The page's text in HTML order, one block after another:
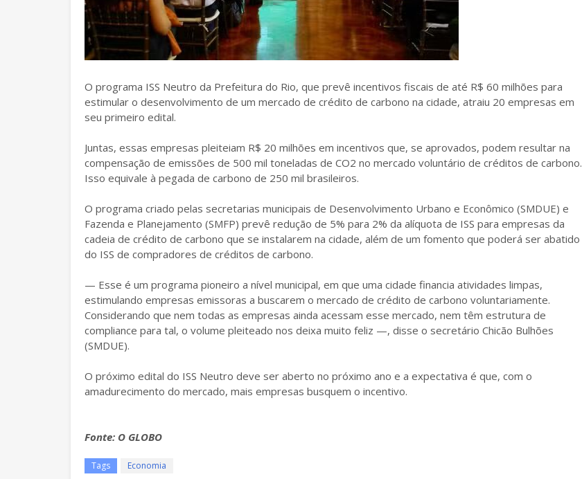
O programa ISS Neutro da Prefeitura do Rio, que prevê incentivos fiscais de até R$ 60 milhões para
estimular o desenvolvimento de um mercado de crédito de carbono na cidade, atraiu 20 empresas em
seu primeiro edital.
Juntas, essas empresas pleiteiam R$ 20 milhões em incentivos que, se aprovados, podem resultar na
compensação de emissões de 500 mil toneladas de CO2 no mercado voluntário de créditos de carbono.
Isso equivale à pegada de carbono de 250 mil brasileiros.
O programa criado pelas secretarias municipais de Desenvolvimento Urbano e Econômico (SMDUE) e
Fazenda e Planejamento (SMFP) prevê redução de 5% para 2% da alíquota de ISS para empresas da
cadeia de crédito de carbono que se instalarem na cidade, além de um fomento que poderá ser abatido
do ISS de compradores de créditos de carbono.
— Esse é um programa pioneiro a nível municipal, em que uma cidade financia atividades limpas,
estimulando empresas emissoras a buscarem o mercado de crédito de carbono voluntariamente.
Considerando que nem todas as empresas ainda acessam esse mercado, nem têm estrutura de
compliance para tal, o volume pleiteado nos deixa muito feliz —, disse o secretário Chicão Bulhões
(SMDUE).
O próximo edital do ISS Neutro deve ser aberto no próximo ano e a expectativa é que, com o
amadurecimento do mercado, mais empresas busquem o incentivo.
Fonte: O GLOBO
Tags Economia